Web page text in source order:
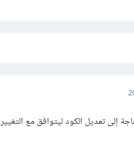
إلى تعديل الكود ليتوافق مع